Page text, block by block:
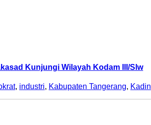
Kunjungi Wilayah Kodam III/Slw
, industri, Kabupaten Tangerang, Kadin